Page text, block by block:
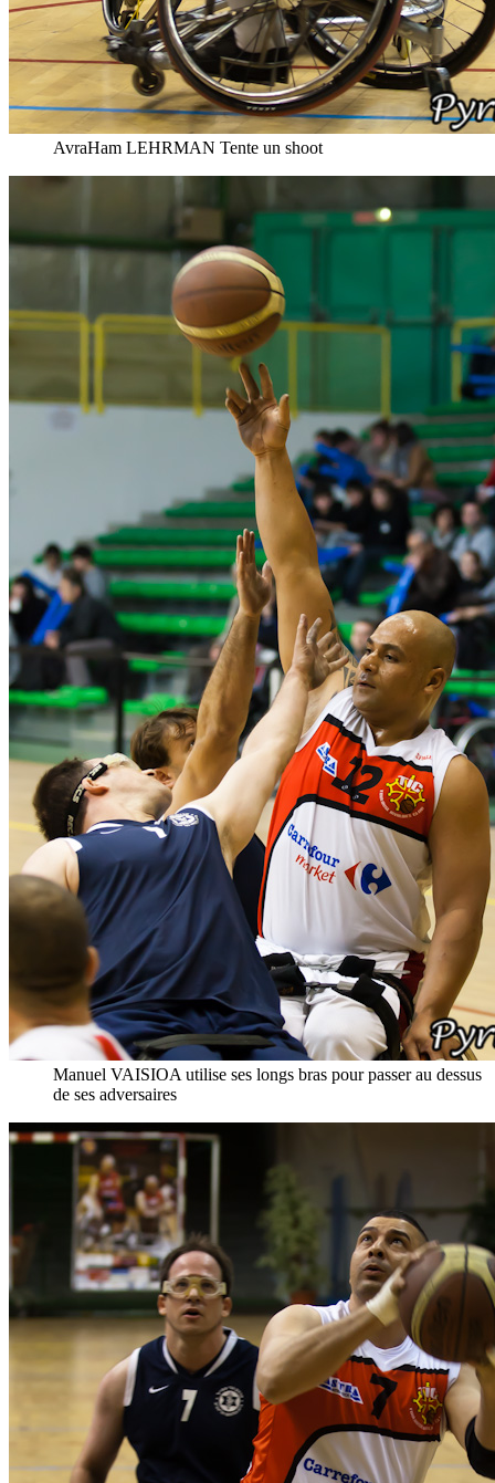
AvraHam LEHRMAN Tente un shoot
Manuel VAISIOA utilise ses longs bras pour passer au dessus
de ses adversaires